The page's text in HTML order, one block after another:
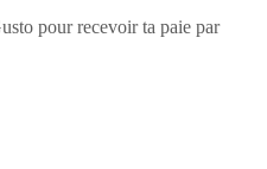
pour recevoir ta paie par